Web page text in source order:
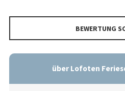
BEWERTUNG
über Lofoten